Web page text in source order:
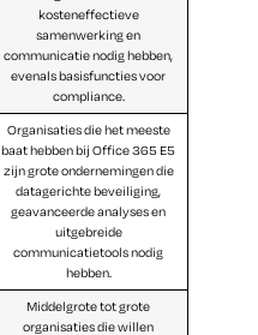
kosteneffectieve
samenwerking en
communicatie nodig hebben,
evenals basisfuncties voor
compliance.
Organisaties die het meeste
baat hebben bij Office 365 E5
zijn grote ondernemingen die
datagerichte beveiliging,
geavanceerde analyses en
uitgebreide
communicatietools nodig
hebben.
Middelgrote tot grote
organisaties die willen